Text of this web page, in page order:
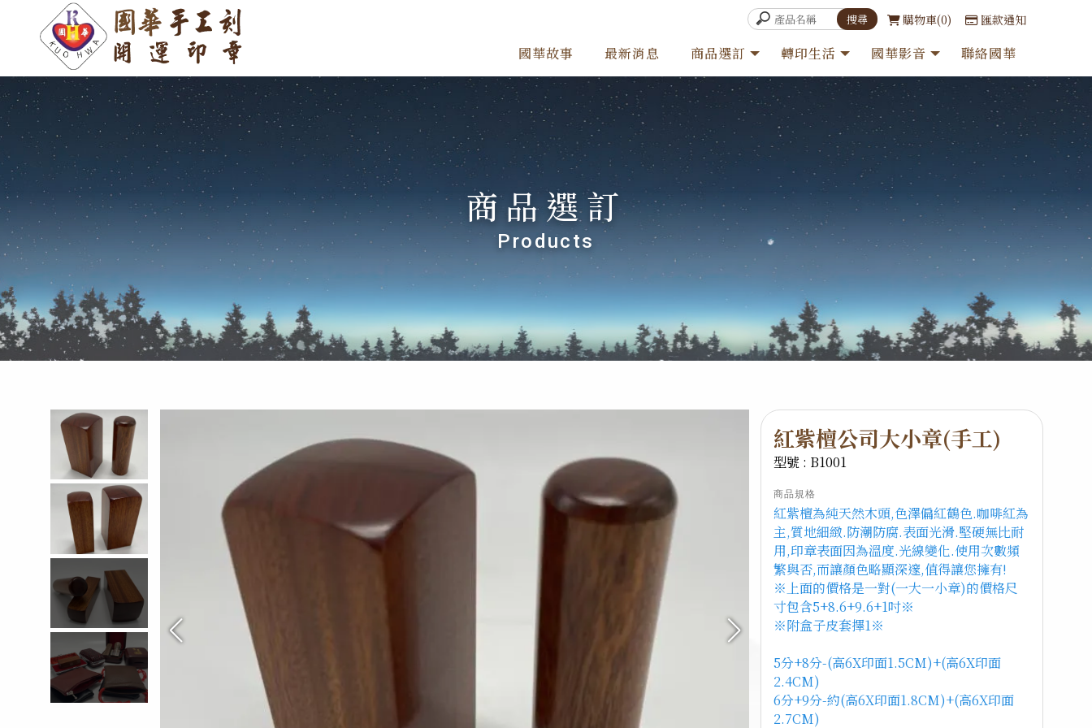
購物車 0 匯款通知
國華故事 最新消息 商品選訂 轉印生活 國華影音 聯絡國華
商品選訂
紅紫檀公司大小章(手工)
型號 : B1001
商品規格
紅紫檀為純天然木頭,色澤偏紅鶴色.咖啡紅為
主,質地細緻.防潮防腐.表面光滑.堅硬無比耐
用,印章表面因為溫度.光線變化.使用次數頻
繁與否,而讓顏色略顯深邃,值得讓您擁有!
※上面的價格是一對(一大一小章)的價格尺
寸包含5+8.6+9.6+1吋※
※附盒子皮套擇1※
5分+8分-(高6X印面1.5CM)+(高6X印面
2.4CM)
6分+9分-約(高6X印面1.8CM)+(高6X印面
2.7CM)